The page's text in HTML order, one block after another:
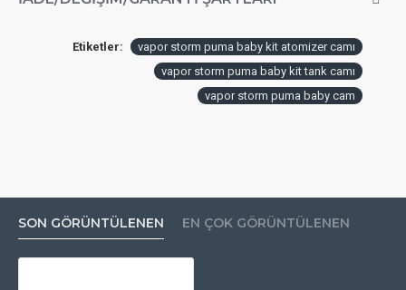
Etiketler:
vapor storm puma baby kit atomizer camı
vapor storm puma baby kit tank camı
vapor storm puma baby cam
SON GÖRÜNTÜLENEN EN ÇOK GÖRÜNTÜLENEN